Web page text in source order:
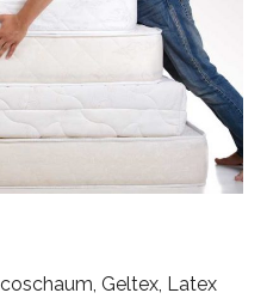
Geltex, Latex